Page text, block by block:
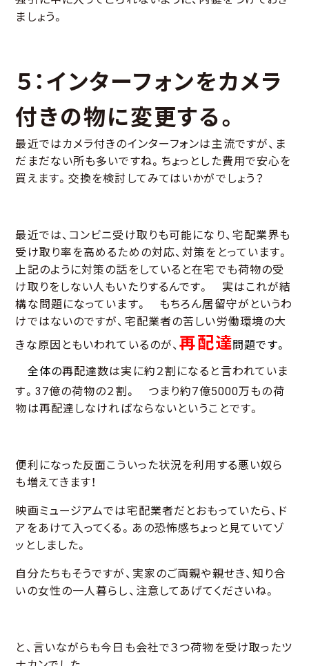
ましょう。
５：インターフォンをカメラ
付きの物に変更する。
最近ではカメラ付きのインターフォンは主流ですが、ま
だまだない所も多いですね。ちょっとした費用で安心を
買えます。交換を検討してみてはいかがでしょう？
最近では、コンビニ受け取りも可能になり、宅配業界も
受け取り率を高めるための対応、対策をとっています。
上記のように対策の話をしていると在宅でも荷物の受
け取りをしない人もいたりするんです。 実はこれが結
構な問題になっています。 もちろん居留守がというわ
けではないのですが、宅配業者の苦しい労働環境の大
きな原因ともいわれているのが、再配達問題です。
全体の再配達数は実に約２割になると言われていま
す。37億の荷物の２割。 つまり約7億5000万もの荷
物は再配達しなければならないということです。
便利になった反面こういった状況を利用する悪い奴ら
も増えてきます！
映画ミュージアムでは宅配業者だとおもっていたら、ド
アをあけて入ってくる。あの恐怖感ちょっと見ていてゾ
ッとしました。
自分たちもそうですが、実家のご両親や親せき、知り合
いの女性の一人暮らし、注意してあげてくださいね。
と、言いながらも今日も会社で３つ荷物を受け取ったツ